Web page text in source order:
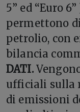
5” ed “Euro
permettono
petrolio, con
bilancia
DATI.
ufficiali sulla
di emissioni